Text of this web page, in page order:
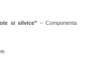
si silvice” – Componenta